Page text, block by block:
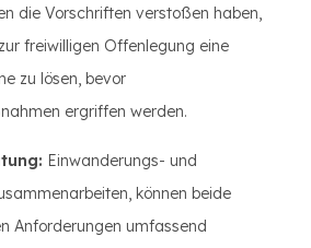
die Vorschriften verstoßen haben,
freiwilligen Offenlegung eine
zu lösen, bevor
ergriffen werden.
Einwanderungs- und
können beide
Anforderungen umfassend